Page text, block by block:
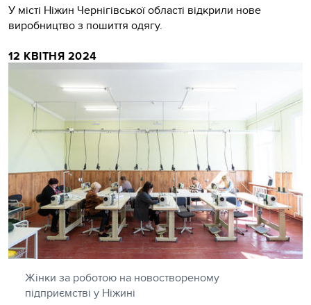
У місті Ніжин Чернігівської області відкрили нове
виробництво з пошиття одягу.
12 КВІТНЯ 2024
Жінки за роботою на новоствореному
підприємстві у Ніжині